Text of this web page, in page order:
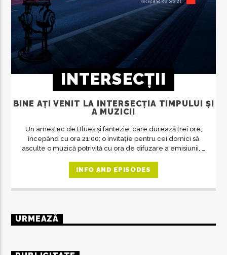
INTERSECȚII
BINE AȚI VENIT LA INTERSECȚIA TIMPULUI ȘI
A MUZICII
Un amestec de Blues și fantezie, care durează trei ore,
începând cu ora 21:00; o invitație pentru cei dornici să
asculte o muzică potrivită cu ora de difuzare a emisiunii, o
oameni în special. O emisiune unde răsună doar muzica
deosebită, care se adresează celor predispuși spre
filosofie, indiferent de vârstă.
INFO AND EPISODES
URMEAZĂ